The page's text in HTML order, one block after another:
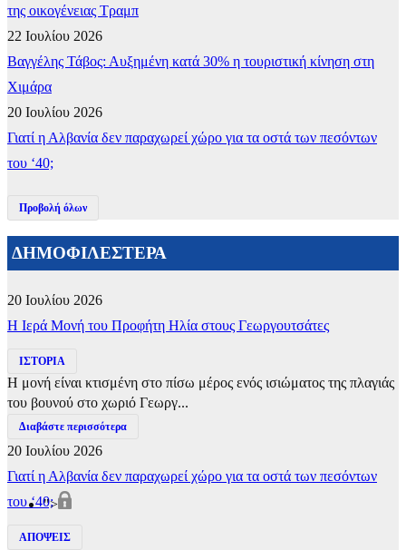
της οικογένειας Τραμπ
22 Ιουλίου 2026
Βαγγέλης Τάβος: Αυξημένη κατά 30% η τουριστική κίνηση στη
Χιμάρα
20 Ιουλίου 2026
Γιατί η Αλβανία δεν παραχωρεί χώρο για τα οστά των πεσόντων
του ‘40;
Προβολή όλων
ΔΗΜΟΦΙΛΕΣΤΕΡΑ
20 Ιουλίου 2026
​Η Ιερά Μονή του Προφήτη Ηλία στους Γεωργουτσάτες
ΙΣΤΟΡΙΑ
Η μονή είναι κτισμένη στο πίσω μέρος ενός ισιώματος της πλαγιάς
του βουνού στο χωριό Γεωργ...
Διαβάστε περισσότερα
20 Ιουλίου 2026
Γιατί η Αλβανία δεν παραχωρεί χώρο για τα οστά των πεσόντων
του ‘40;
ΑΠΟΨΕΙΣ
">